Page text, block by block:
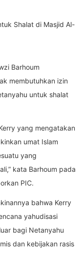
Barhoum
membutuhkan izin
untuk shalat
yang mengatakan
umat Islam
yang
kata Barhoum pada
PIC.
bahwa Kerry
yahudisasi
bagi Netanyahu
dan kebijakan rasis